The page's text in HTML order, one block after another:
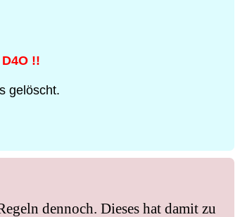
!!
gelöscht.
dennoch. Dieses hat damit zu